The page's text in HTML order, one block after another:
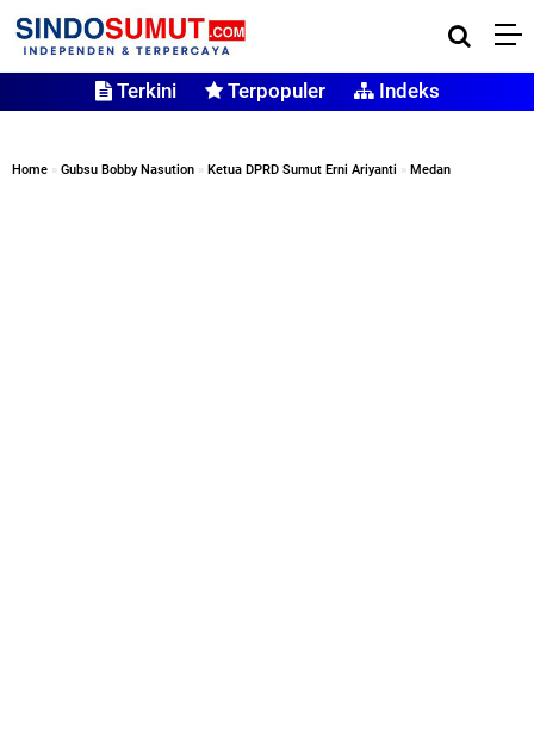
Terkini Terpopuler Indeks
Home » Gubsu Bobby Nasution » Ketua DPRD Sumut Erni Ariyanti » Medan